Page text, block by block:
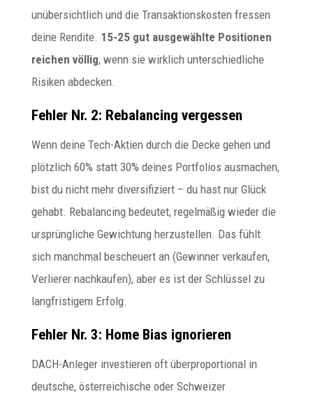
unübersichtlich und die Transaktionskosten fressen
deine Rendite. 15-25 gut ausgewählte Positionen
reichen völlig, wenn sie wirklich unterschiedliche
Risiken abdecken.
Fehler Nr. 2: Rebalancing vergessen
Wenn deine Tech-Aktien durch die Decke gehen und
plötzlich 60% statt 30% deines Portfolios ausmachen,
bist du nicht mehr diversifiziert – du hast nur Glück
gehabt. Rebalancing bedeutet, regelmäßig wieder die
ursprüngliche Gewichtung herzustellen. Das fühlt
sich manchmal bescheuert an (Gewinner verkaufen,
Verlierer nachkaufen), aber es ist der Schlüssel zu
langfristigem Erfolg.
Fehler Nr. 3: Home Bias ignorieren
DACH-Anleger investieren oft überproportional in
deutsche, österreichische oder Schweizer